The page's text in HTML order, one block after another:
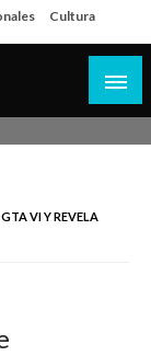
Cultura
VI Y REVELA